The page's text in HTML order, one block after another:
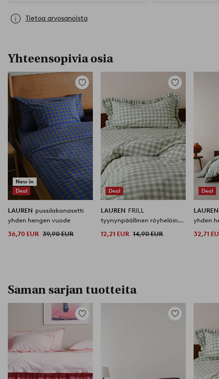
Tietoa arvosanoista
Yhteensopivia osia
New in
Deal
Lisää
suosikkeihin
LAUREN pussilakanasetti
yhden hengen vuode
36,70 EUR 39,90 EUR
Deal
Lisää
suosikkeihin
LAUREN FRILL
tyynynpäällinen röyhelöinen
12,21 EUR 14,90 EUR
Deal
yhden
32,71
Saman sarjan tuotteita
Lisää
suosikkeihin
Lisää